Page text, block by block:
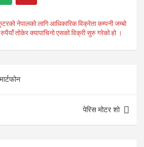
नेपालको लागि आधिकारिक विक्रेता कम्पनी जम्बो
तोकेर क्यापाचिनो एसको विक्री सुरु गरेको हो ।
पेरिस मोटर शो